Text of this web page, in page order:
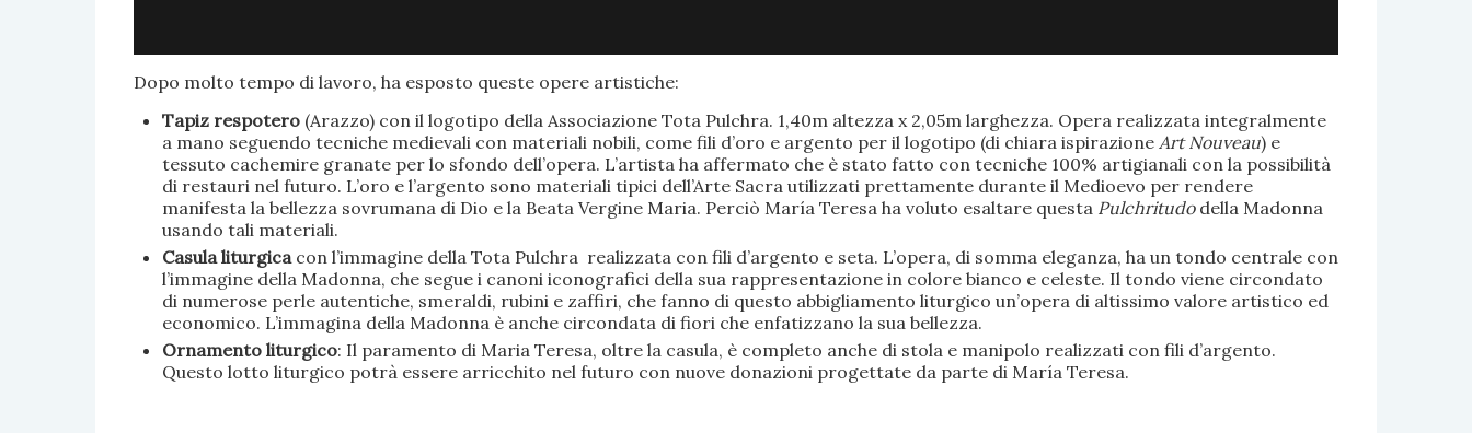
Dopo molto tempo di lavoro, ha esposto queste opere artistiche:
Tapiz respotero(Arazzo) con il logotipo della Associazione Tota Pulchra. 1,40m altezza x 2,05m larghezza. Opera realizzata integralmente
a mano seguendo tecniche medievali con materiali nobili, come fili d’oro e argento per il logotipo (di chiara ispirazione Art Nouveau) e
tessuto cachemire granate per lo sfondo dell’opera. L’artista ha affermato che è stato fatto con tecniche 100% artigianali con la possibilità
di restauri nel futuro. L’oro e l’argento sono materiali tipici dell’Arte Sacra utilizzati prettamente durante il Medioevo per rendere
manifesta la bellezza sovrumana di Dio e la Beata Vergine Maria. Perciò María Teresa ha voluto esaltare questa Pulchritudo della Madonna
usando tali materiali.
Casula liturgica con l’immagine della Tota Pulchra realizzata con fili d’argento e seta. L’opera, di somma eleganza, ha un tondo centrale con
l’immagine della Madonna, che segue i canoni iconografici della sua rappresentazione in colore bianco e celeste. Il tondo viene circondato
di numerose perle autentiche, smeraldi, rubini e zaffiri, che fanno di questo abbigliamento liturgico un’opera di altissimo valore artistico ed
economico. L’immagina della Madonna è anche circondata di fiori che enfatizzano la sua bellezza.
Ornamento liturgico: Il paramento di Maria Teresa, oltre la casula, è completo anche di stola e manipolo realizzati con fili d’argento.
Questo lotto liturgico potrà essere arricchito nel futuro con nuove donazioni progettate da parte di María Teresa.